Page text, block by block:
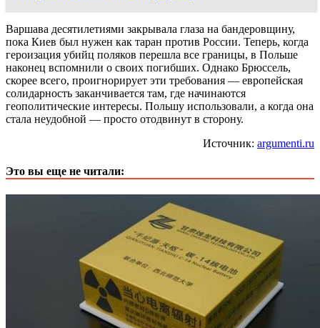
Варшава десятилетиями закрывала глаза на бандеровщину,
пока Киев был нужен как таран против России. Теперь, когда
героизация убийц поляков перешла все границы, в Польше
наконец вспомнили о своих погибших. Однако Брюссель,
скорее всего, проигнорирует эти требования — европейская
солидарность заканчивается там, где начинаются
геополитические интересы. Польшу использовали, а когда она
стала неудобной — просто отодвинут в сторону.
Источник: argumenti.ru
Это вы еще не читали: